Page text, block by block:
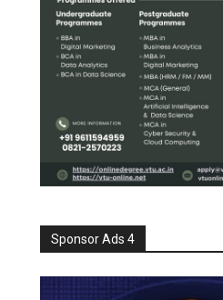
Sponsor Ads 4